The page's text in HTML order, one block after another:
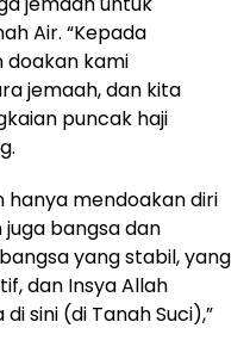
Air. “Kepada
doakan kami
jemaah, dan kita
puncak haji
hanya mendoakan diri
bangsa dan
yang stabil, yang
dan Insya Allah
sini (di Tanah Suci),”